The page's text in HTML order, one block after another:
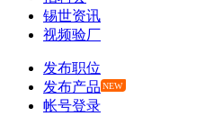
锡世资讯
视频验厂
发布职位
发布产品 NEW
帐号登录